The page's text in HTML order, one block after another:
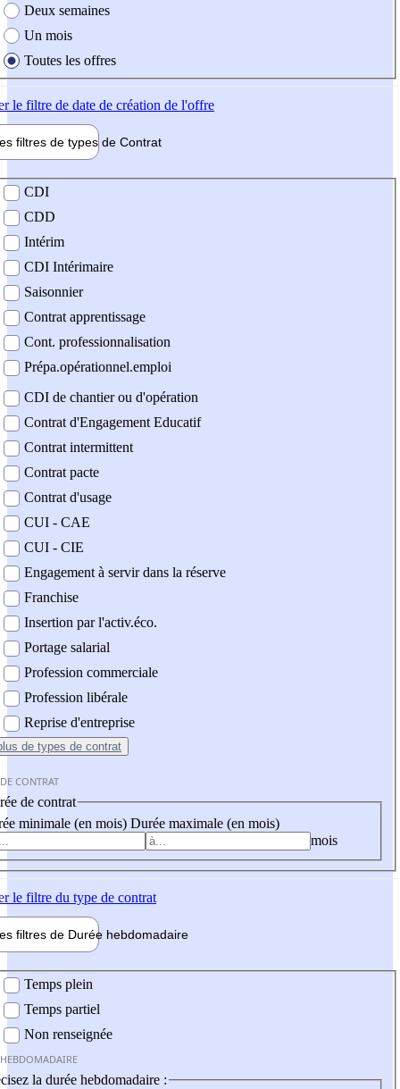
Deux semaines
Un mois
Toutes les offres
le filtre de date de création de l'offre
filtres de types de Contrat
contrat
CDI
CDD
Intérim
CDI Intérimaire
Saisonnier
Contrat apprentissage
Cont. professionnalisation
Prépa.opérationnel.emploi
CDI de chantier ou d'opération
Contrat d'Engagement Educatif
Contrat intermittent
Contrat pacte
Contrat d'usage
CUI - CAE
CUI - CIE
Engagement à servir dans la réserve
Franchise
Insertion par l'activ.éco.
Portage salarial
Profession commerciale
Profession libérale
Reprise d'entreprise
de types de contrat
CONTRAT
de contrat
minimale (en mois) Durée maximale (en mois)
mois
le filtre du type de contrat
filtres de Durée hebdomadaire
Temps plein
Temps partiel
Non renseignée
la durée hebdomadaire :